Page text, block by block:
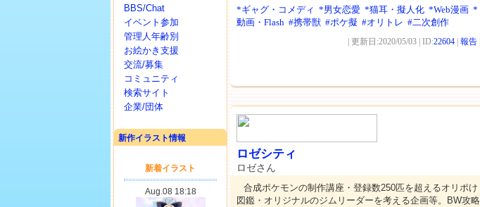
BBS/Chat
イベント参加
管理人年齢別
お絵かき支援
交流/募集
コミュニティ
検索サイト
企業/団体
新作イラスト情報
*ギャグ・コメディ *男女恋愛 *猫耳・擬人化 *Web漫画 *
動画・Flash #携帯獣 #ポケ擬 #オリトレ #二次創作
| 更新日:2020/05/03 | ID:22604 報告
ロゼシティ
ロゼさん
合成ポケモンの制作講座・登録数250匹を超えるオリポけ
図鑑・オリジナルのジムリーダーを考える企画等。BW攻略